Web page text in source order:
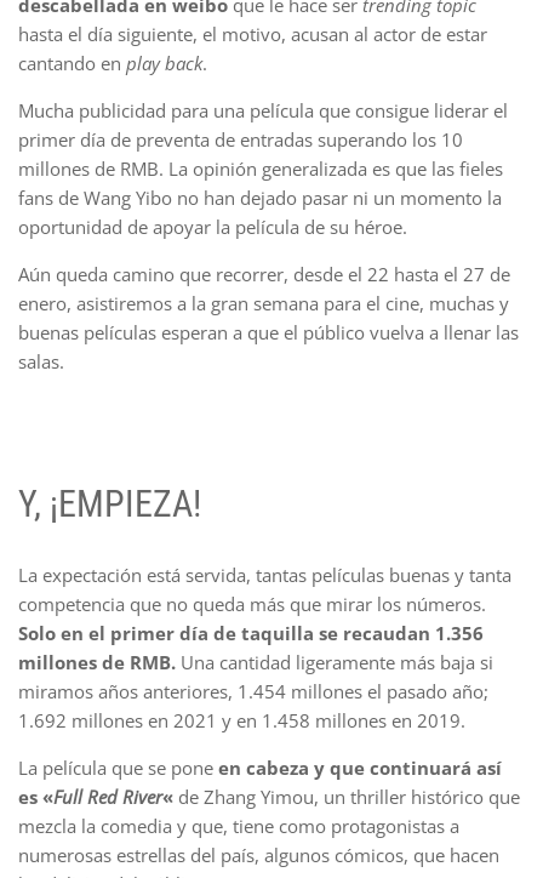
descabellada en weibo que le hace ser trending topic
hasta el día siguiente, el motivo, acusan al actor de estar
cantando en play back.
Mucha publicidad para una película que consigue liderar el
primer día de preventa de entradas superando los 10
millones de RMB. La opinión generalizada es que las fieles
fans de Wang Yibo no han dejado pasar ni un momento la
oportunidad de apoyar la película de su héroe.
Aún queda camino que recorrer, desde el 22 hasta el 27 de
enero, asistiremos a la gran semana para el cine, muchas y
buenas películas esperan a que el público vuelva a llenar las
salas.
Y, ¡EMPIEZA!
La expectación está servida, tantas películas buenas y tanta
competencia que no queda más que mirar los números.
Solo en el primer día de taquilla se recaudan 1.356
millones de RMB. Una cantidad ligeramente más baja si
miramos años anteriores, 1.454 millones el pasado año;
1.692 millones en 2021 y en 1.458 millones en 2019.
La película que se pone en cabeza y que continuará así
es «Full Red River« de Zhang Yimou, un thriller histórico que
mezcla la comedia y que, tiene como protagonistas a
numerosas estrellas del país, algunos cómicos, que hacen